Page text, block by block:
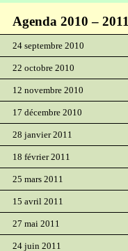
Agenda 2010 – 2011
24 septembre 2010
22 octobre 2010
12 novembre 2010
17 décembre 2010
28 janvier 2011
18 février 2011
25 mars 2011
15 avril 2011
27 mai 2011
24 juin 2011